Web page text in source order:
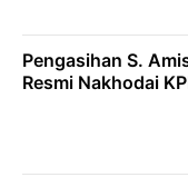
Pengasihan S.
Resmi Nakhodai